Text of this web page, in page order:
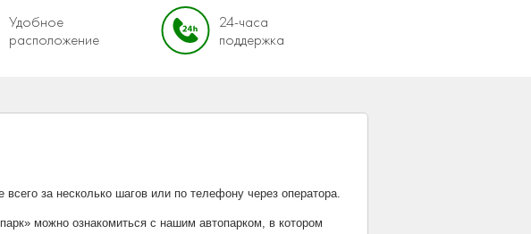
Удобное
расположение
24-часа
поддержка
за несколько шагов или по телефону через оператора.
можно ознакомиться с нашим автопарком, в котором